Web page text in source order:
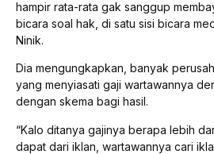
hampir rata-rata gak sanggup
bicara soal hak, di satu sisi bicara
Ninik.
Dia mengungkapkan, banyak
yang menyiasati gaji wartawannya
dengan skema bagi hasil.
“Kalo ditanya gajinya berapa lebih
dapat dari iklan, wartawannya cari